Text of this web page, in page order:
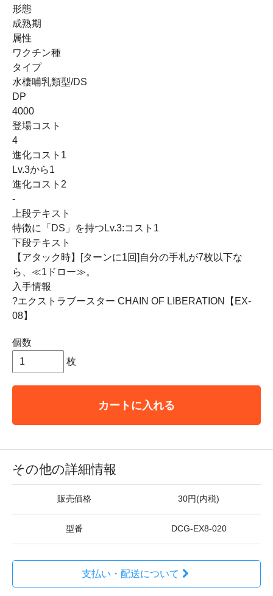
形態
成熟期
属性
ワクチン種
タイプ
水棲哺乳類型/DS
DP
4000
登場コスト
4
進化コスト1
Lv.3から1
進化コスト2
-
上段テキスト
特徴に「DS」を持つLv.3:コスト1
下段テキスト
【アタック時】[ターンに1回]自分の手札が7枚以下な
ら、≪1ドロー≫。
入手情報
?エクストラブースター CHAIN OF LIBERATION【EX-
08】
個数
枚
カートに入れる
その他の詳細情報
販売価格 30円(内税)
型番 DCG-EX8-020
支払い・配送について